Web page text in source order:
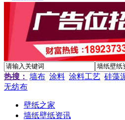
热搜： 墙布 涂料 涂料工艺 硅藻
无纺布
壁纸之家
墙纸壁纸资讯